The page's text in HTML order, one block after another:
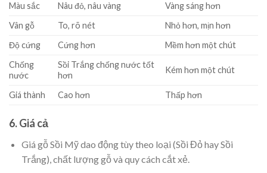
Màu sắc
Nâu đỏ, nâu vàng
Vàng sáng hơn
Vân gỗ
To, rõ nét
Nhỏ hơn, mịn hơn
Độ cứng
Cứng hơn
Mềm hơn một chút
Chống
nước
Sồi Trắng chống nước tốt
hơn
Kém hơn một chút
Giá thành Cao hơn Thấp hơn
6. Giá cả
Giá gỗ Sồi Mỹ dao động tùy theo loại (Sồi Đỏ hay Sồi
Trắng), chất lượng gỗ và quy cách cắt xẻ.